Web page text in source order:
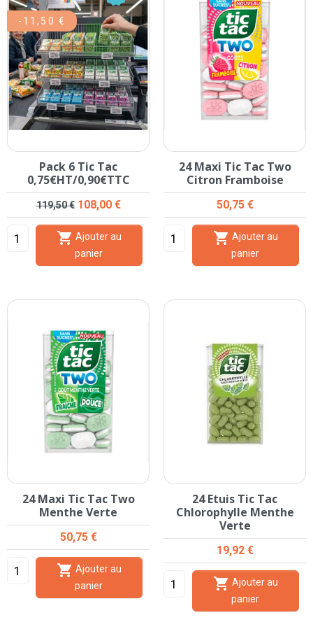
Pack 6 Tic Tac
0,75€HT/0,90€TTC
Prix de base
119,50 € Prix
108,00 €

panier
-11,50 €
24 Maxi Tic Tac Two
Citron Framboise
Prix
50,75 €

panier
24 Maxi Tic Tac Two
Menthe Verte
Prix
50,75 €

panier
24 Etuis Tic Tac
Chlorophylle Menthe
Verte
Prix
19,92 €

panier